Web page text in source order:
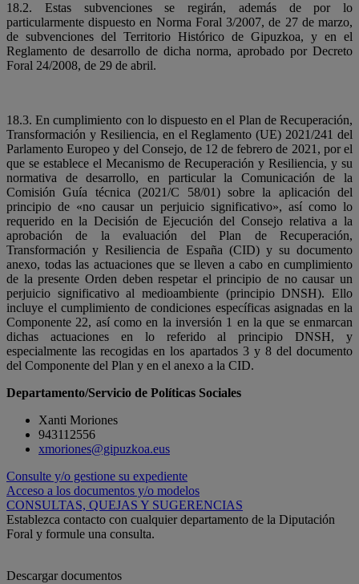
18.2. Estas subvenciones se regirán, además de por lo
particularmente dispuesto en Norma Foral 3/2007, de 27 de marzo,
de subvenciones del Territorio Histórico de Gipuzkoa, y en el
Reglamento de desarrollo de dicha norma, aprobado por Decreto
Foral 24/2008, de 29 de abril.
18.3. En cumplimiento con lo dispuesto en el Plan de Recuperación,
Transformación y Resiliencia, en el Reglamento (UE) 2021/241 del
Parlamento Europeo y del Consejo, de 12 de febrero de 2021, por el
que se establece el Mecanismo de Recuperación y Resiliencia, y su
normativa de desarrollo, en particular la Comunicación de la
Comisión Guía técnica (2021/C 58/01) sobre la aplicación del
principio de «no causar un perjuicio significativo», así como lo
requerido en la Decisión de Ejecución del Consejo relativa a la
aprobación de la evaluación del Plan de Recuperación,
Transformación y Resiliencia de España (CID) y su documento
anexo, todas las actuaciones que se lleven a cabo en cumplimiento
de la presente Orden deben respetar el principio de no causar un
perjuicio significativo al medioambiente (principio DNSH). Ello
incluye el cumplimiento de condiciones específicas asignadas en la
Componente 22, así como en la inversión 1 en la que se enmarcan
dichas actuaciones en lo referido al principio DNSH, y
especialmente las recogidas en los apartados 3 y 8 del documento
del Componente del Plan y en el anexo a la CID.
Departamento/Servicio de Políticas Sociales
Xanti Moriones
943112556
xmoriones@gipuzkoa.eus
Consulte y/o gestione su expediente
Acceso a los documentos y/o modelos
CONSULTAS, QUEJAS Y SUGERENCIAS
Establezca contacto con cualquier departamento de la Diputación
Foral y formule una consulta.
Descargar documentos